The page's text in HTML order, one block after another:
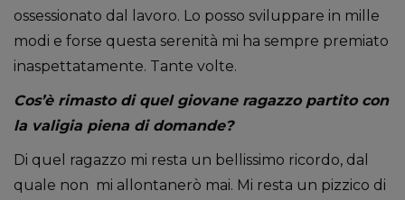
ossessionato dal lavoro. Lo posso sviluppare in mille
modi e forse questa serenità mi ha sempre premiato
inaspettatamente. Tante volte.
Cos’è rimasto di quel giovane ragazzo partito con
la valigia piena di domande?
Di quel ragazzo mi resta un bellissimo ricordo, dal
quale non mi allontanerò mai. Mi resta un pizzico di